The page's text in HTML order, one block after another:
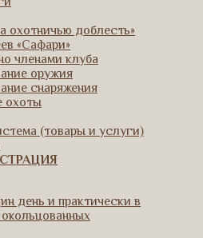
охотничью доблесть»
«Сафари»
членами клуба
оружия
снаряжения
охоты
(товары и услуги)
день и практически в